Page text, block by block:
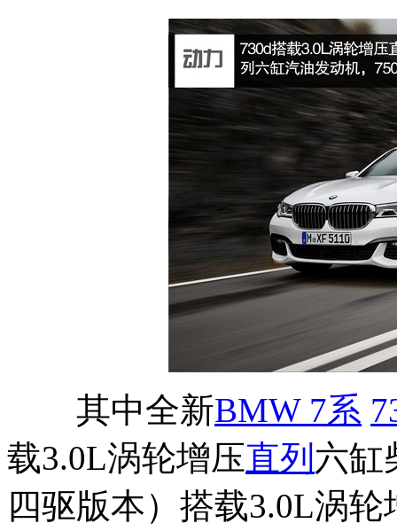
其中全新BMW 7系
载3.0L涡轮增压直列 六缸
四驱版本）搭载3.0L涡轮